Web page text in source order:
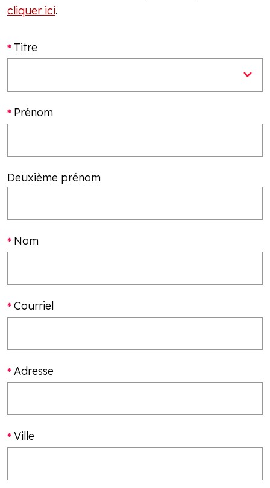
cliquer ici.
Titre
Prénom
Deuxième prénom
Nom
Courriel
Adresse
Ville